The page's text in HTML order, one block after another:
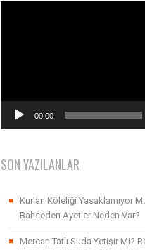
00:00
SON YAZILANLAR
Kur’an Köleliği Yasaklamıyor
Bahseden Ayetler Neden Var?
Mercan Tatlı Suda Yetişir Mi?